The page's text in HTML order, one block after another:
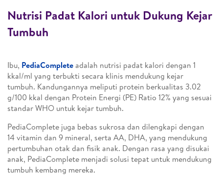
Nutrisi Padat Kalori untuk Dukung Kejar
Tumbuh
Ibu, PediaCompleteadalah nutrisi padat kalori dengan 1
kkal/ml yang terbukti secara klinis mendukung kejar
tumbuh. Kandungannya meliputi protein berkualitas 3.02
g/100 kkal dengan Protein Energi (PE) Ratio 12% yang sesuai
standar WHO untuk kejar tumbuh.
PediaComplete juga bebas sukrosa dan dilengkapi dengan
14 vitamin dan 9 mineral, serta AA, DHA, yang mendukung
pertumbuhan otak dan fisik anak. Dengan rasa yang disukai
anak, PediaComplete menjadi solusi tepat untuk mendukung
tumbuh kembang mereka.